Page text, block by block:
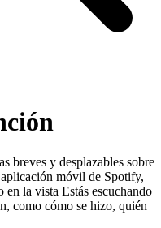
breves y desplazables sobre
móvil de Spotify,
en la vista Estás escuchando
como cómo se hizo, quién